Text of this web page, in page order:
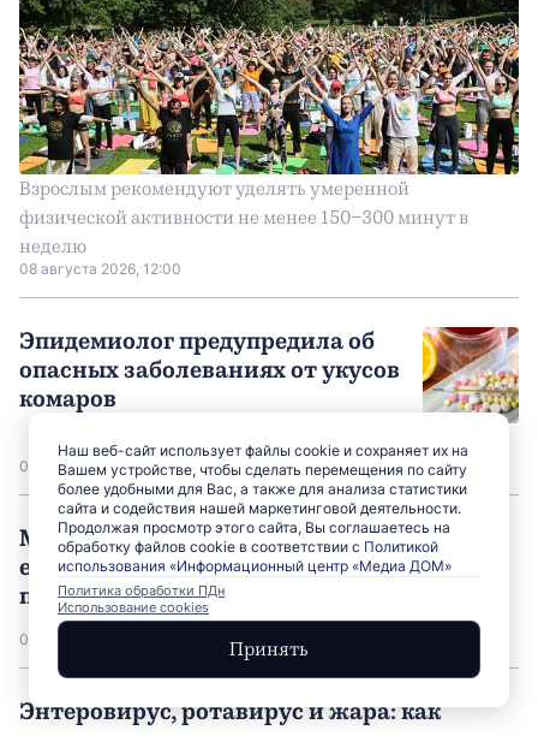
Наш веб-сайт использует файлы cookie и сохраняет их на
Вашем устройстве, чтобы сделать перемещения по сайту
более удобными для Вас, а также для анализа статистики
сайта и содействия нашей маркетинговой деятельности.
Продолжая просмотр этого сайта, Вы соглашаетесь на
обработку файлов cookie в соответствии с Политикой
использования «Информационный центр «Медиа ДОМ»
Политика обработки ПДн
Использование cookies
Принять
Взрослым рекомендуют уделять умеренной
физической активности не менее 150–300 минут в
неделю
08 августа 2026, 12:00
Эпидемиолог предупредила об
опасных заболеваниях от укусов
комаров
08 августа 2026, 05:15
Мифы об SPF и витамине D: мешает ли
ежедневный крем естественным
процессам в организме
07 августа 2026, 05:33
Энтеровирус, ротавирус и жара: как